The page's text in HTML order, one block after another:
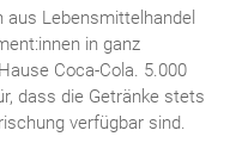
aus Lebensmittelhandel
in ganz
Coca-Cola. 5.000
dass die Getränke stets
verfügbar sind.